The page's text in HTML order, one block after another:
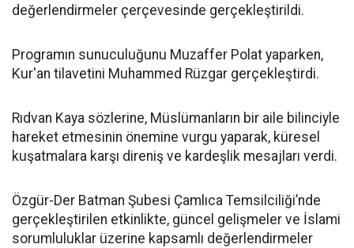
değerlendirmeler çerçevesinde gerçekleştirildi.
Programın sunuculuğunu Muzaffer Polat yaparken,
Kur'an tilavetini Muhammed Rüzgar gerçekleştirdi.
Rıdvan Kaya sözlerine, Müslümanların bir aile bilinciyle
hareket etmesinin önemine vurgu yaparak, küresel
kuşatmalara karşı direniş ve kardeşlik mesajları verdi.
Özgür-Der Batman Şubesi Çamlıca Temsilciliği’nde
gerçekleştirilen etkinlikte, güncel gelişmeler ve İslami
sorumluluklar üzerine kapsamlı değerlendirmeler